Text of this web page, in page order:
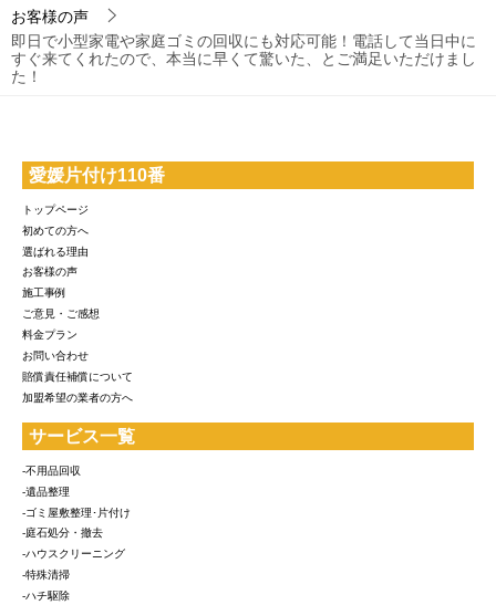
お客様の声
即日で小型家電や家庭ゴミの回収にも対応可能！電話して当日中に
すぐ来てくれたので、本当に早くて驚いた、とご満足いただけまし
た！
愛媛片付け110番
トップページ
初めての方へ
選ばれる理由
お客様の声
施工事例
ご意見・ご感想
料金プラン
お問い合わせ
賠償責任補償について
加盟希望の業者の方へ
サービス一覧
-不用品回収
-遺品整理
-ゴミ屋敷整理･片付け
-庭石処分・撤去
-ハウスクリーニング
-特殊清掃
-ハチ駆除